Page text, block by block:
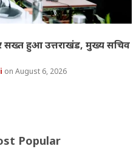
सख्त हुआ उत्तराखंड, मुख्य सचिव
August 6, 2026
Popular